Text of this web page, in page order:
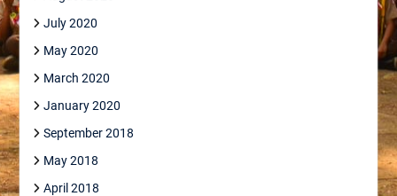
July 2020
May 2020
March 2020
January 2020
September 2018
May 2018
April 2018